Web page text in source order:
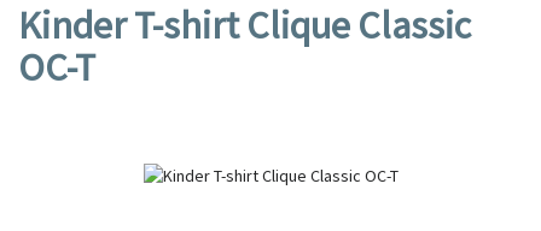
Kinder T-shirt Clique Classic
OC-T